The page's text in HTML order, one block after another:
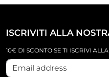
ISCRIVITI ALLA
10€ DI SCONTO SE TI ISCRIVI